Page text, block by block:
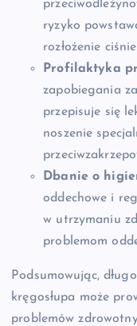
ryzyko
rozłożenie
Profilaktyka
zapobiegania
przepisuje się
noszenie
Dbanie o
oddechowe i
w utrzymaniu
problemom
Podsumowując,
kręgosłupa może
problemów